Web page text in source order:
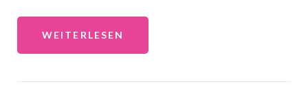
WEITERLESEN